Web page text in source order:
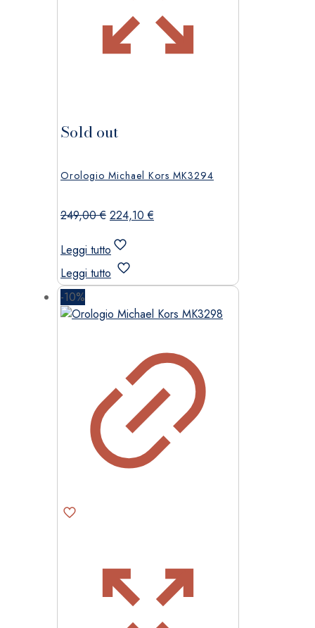
Sold out
Orologio Michael Kors MK3294
249,00€ Il
originale
era:
249,00 €.
224,10€
224,10 €.
Leggi tutto
Leggi tutto
-10%